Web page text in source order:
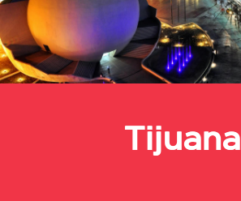
Tijuana